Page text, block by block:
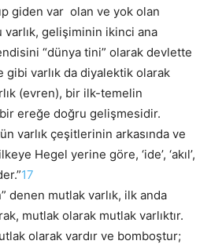
giden var olan ve yok olan
varlık, gelişiminin ikinci ana
“dünya tini” olarak devlette
gibi varlık da diyalektik olarak
(evren), bir ilk-temelin
ereğe doğru gelişmesidir.
varlık çeşitlerinin arkasında ve
Hegel yerine göre, ‘ide’, ‘akıl’,
17
denen mutlak varlık, ilk anda
mutlak olarak mutlak varlıktır.
olarak vardır ve bomboştur;